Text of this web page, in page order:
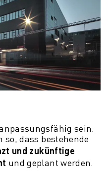
sein.
dass bestehende
und zukünftige
und geplant werden.